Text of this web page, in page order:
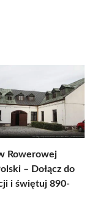
Rowerowej
– Dołącz do
i świętuj 890-